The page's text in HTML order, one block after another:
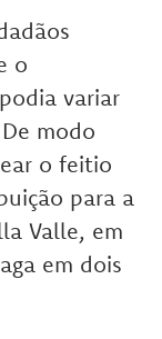
o
variar
modo
o feitio
para a
Valle, em
em dois